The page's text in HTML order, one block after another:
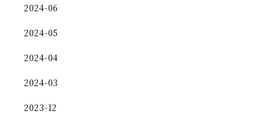
2024-06
2024-05
2024-04
2024-03
2023-12